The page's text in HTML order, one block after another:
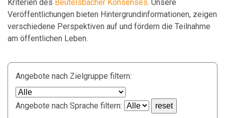
Kriterien des Beutelsbacher Konsenses. Unsere
Veröffentlichungen bieten Hintergrundinformationen, zeigen
verschiedene Perspektiven auf und fördern die Teilnahme
am öffentlichen Leben.
Angebote nach Zielgruppe filtern:
Angebote nach Sprache filtern: reset